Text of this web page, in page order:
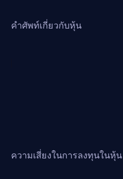
คำศัพท์เกี่ยวกับหุ้น
ความเสี่ยงในการลงทุนในหุ้น